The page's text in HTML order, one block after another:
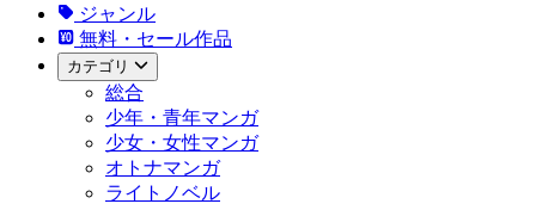
ジャンル
無料・セール作品
カテゴリ
総合
少年・青年マンガ
少女・女性マンガ
オトナマンガ
ライトノベル